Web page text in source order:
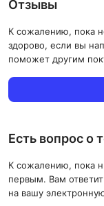
Отзывы
К сожалению, пока
здорово, если вы
поможет другим
Есть вопрос о
К сожалению, пока
первым. Вам
на вашу